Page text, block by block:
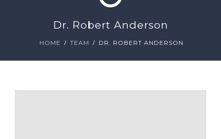
Dr. Robert Anderson
HOME TEAM DR. ROBERT ANDERSON